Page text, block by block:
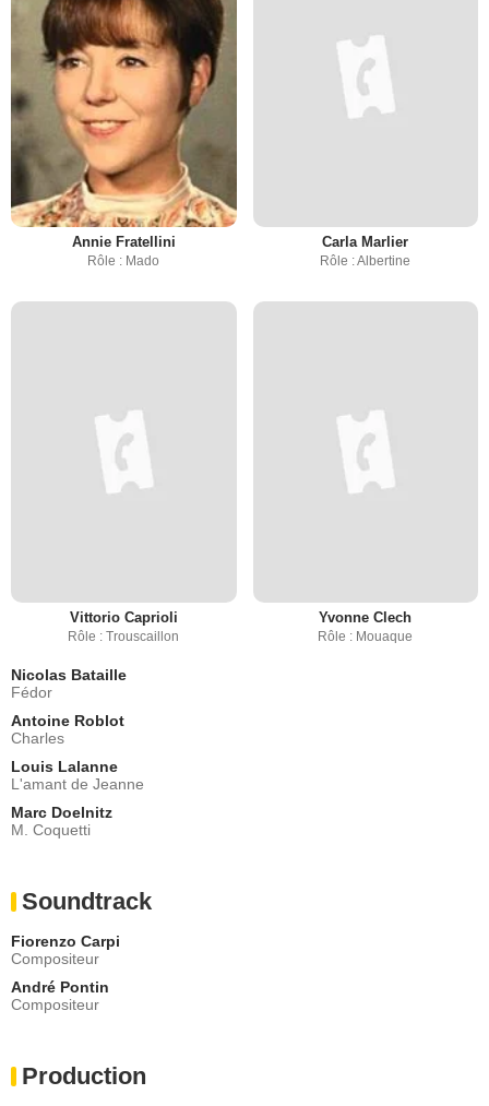
Annie Fratellini
Rôle : Mado
Carla Marlier
Rôle : Albertine
Vittorio Caprioli
Rôle : Trouscaillon
Yvonne Clech
Rôle : Mouaque
Nicolas Bataille
Fédor
Antoine Roblot
Charles
Louis Lalanne
L'amant de Jeanne
Marc Doelnitz
M. Coquetti
Soundtrack
Fiorenzo Carpi
Compositeur
André Pontin
Compositeur
Production